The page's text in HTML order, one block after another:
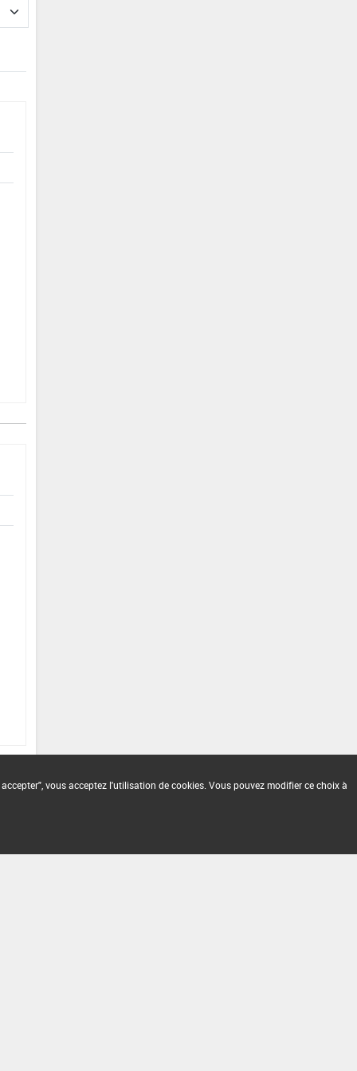
vous acceptez l'utilisation de cookies. Vous pouvez modifier ce choix à